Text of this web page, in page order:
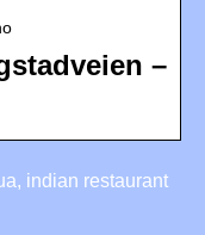
–
indian restaurant